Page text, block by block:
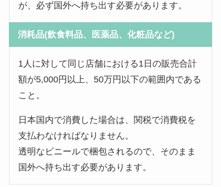
が、必ず国外へ持ち出す必要があります。
消耗品(飲食料品、医薬品、化粧品など)
1人に対して同じ店舗における1日の販売合計
額が5,000円以上、50万円以下の範囲内である
こと。
日本国内で消費した場合は、関税で消費税を
支払わなければなりません。
透明なビニールで梱包されるので、そのまま
国外へ持ち出す必要があります。